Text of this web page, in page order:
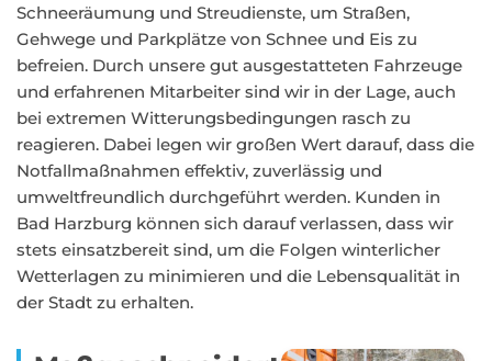
Schneeräumung und Streudienste, um Straßen,
Gehwege und Parkplätze von Schnee und Eis zu
befreien. Durch unsere gut ausgestatteten Fahrzeuge
und erfahrenen Mitarbeiter sind wir in der Lage, auch
bei extremen Witterungsbedingungen rasch zu
reagieren. Dabei legen wir großen Wert darauf, dass die
Notfallmaßnahmen effektiv, zuverlässig und
umweltfreundlich durchgeführt werden. Kunden in
Bad Harzburg können sich darauf verlassen, dass wir
stets einsatzbereit sind, um die Folgen winterlicher
Wetterlagen zu minimieren und die Lebensqualität in
der Stadt zu erhalten.